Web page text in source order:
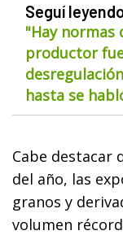
Seguí
"Hay normas
productor
hasta se
Cabe destacar
del año, las
granos y
volumen